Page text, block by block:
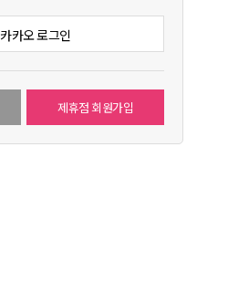
카카오 로그인
제휴점 회원가입